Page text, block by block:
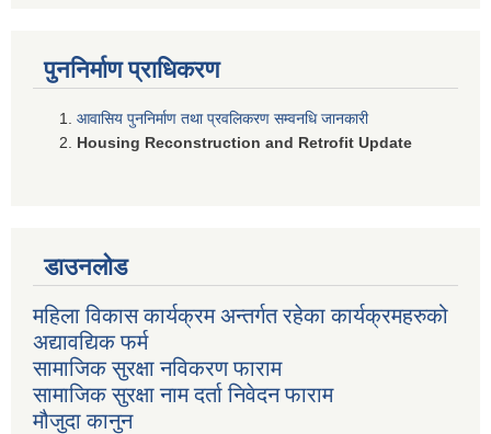
पुननिर्माण प्राधिकरण
आवासिय पुननिर्माण तथा प्रवलिकरण सम्वनधि जानकारी
Housing Reconstruction and Retrofit Update
डाउनलोड
महिला विकास कार्यक्रम अन्तर्गत रहेका कार्यक्रमहरुको
अद्यावद्यिक फर्म
सामाजिक सुरक्षा नविकरण फाराम
सामाजिक सुरक्षा नाम दर्ता निवेदन फाराम
मौजुदा कानुन